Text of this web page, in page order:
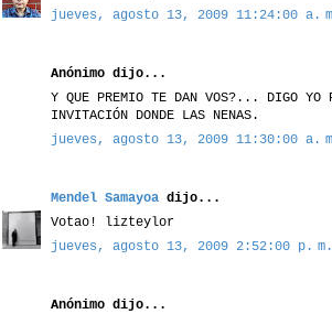
jueves, agosto 13, 2009 11:24:00 a.
Anónimo dijo...
Y QUE PREMIO TE DAN VOS?... DIGO YO
INVITACIÓN DONDE LAS NENAS.
jueves, agosto 13, 2009 11:30:00 a.
Mendel Samayoa dijo...
Votao! lizteylor
jueves, agosto 13, 2009 2:52:00 p. m.
Anónimo dijo...